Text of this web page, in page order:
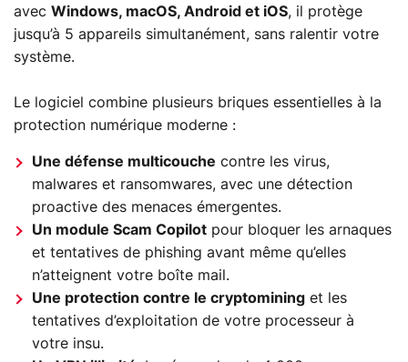
avec Windows, macOS, Android et iOS, il protège
jusqu’à 5 appareils simultanément, sans ralentir votre
système.
Le logiciel combine plusieurs briques essentielles à la
protection numérique moderne :
Une défense multicouche contre les virus,
malwares et ransomwares, avec une détection
proactive des menaces émergentes.
Un module Scam Copilot pour bloquer les arnaques
et tentatives de phishing avant même qu’elles
n’atteignent votre boîte mail.
Une protection contre le cryptomining et les
tentatives d’exploitation de votre processeur à
votre insu.